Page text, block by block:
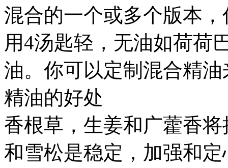
混合的一个或多个版本
用4汤匙轻，无油如荷荷
油。你可以定制混合精油
精油的好处
香根草，生姜和广藿香将
和雪松是稳定，加强和